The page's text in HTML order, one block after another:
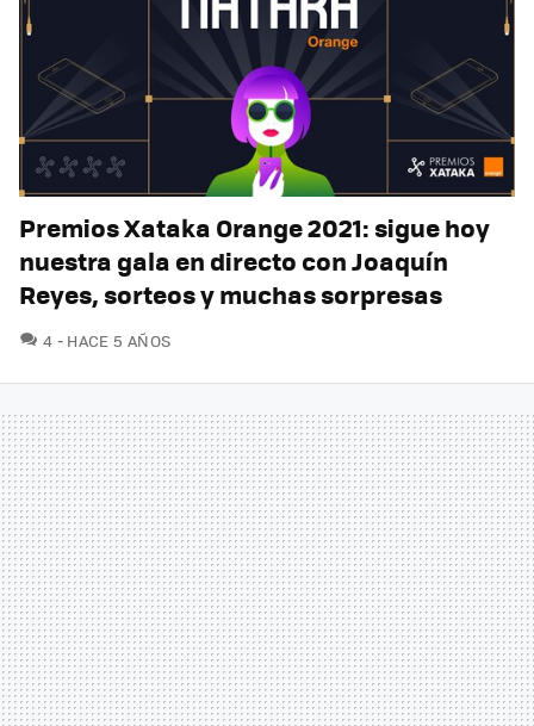
Premios Xataka Orange 2021: sigue hoy
nuestra gala en directo con Joaquín
Reyes, sorteos y muchas sorpresas
4 COMENTARIOS
HACE 5 AÑOS